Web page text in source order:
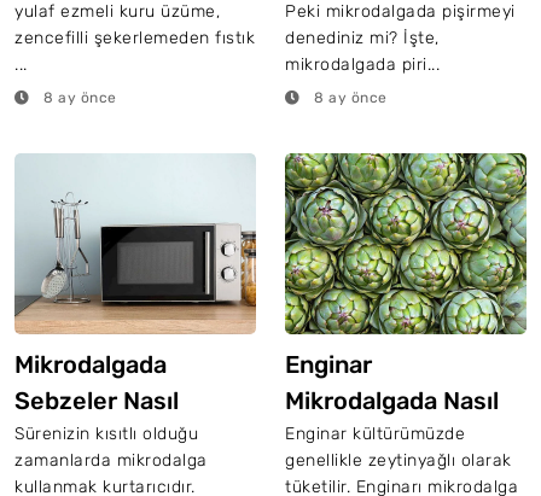
yulaf ezmeli kuru üzüme,
zencefilli şekerlemeden fıstık
...
8 ay önce
Peki mikrodalgada pişirmeyi
denediniz mi? İşte,
mikrodalgada piri...
8 ay önce
Mikrodalgada
Sebzeler Nasıl
Pişirilir?
Sürenizin kısıtlı olduğu
zamanlarda mikrodalga
kullanmak kurtarıcıdır.
Enginar
Mikrodalgada Nasıl
Yapılır?
Enginar kültürümüzde
genellikle zeytinyağlı olarak
tüketilir. Enginarı mikrodalga